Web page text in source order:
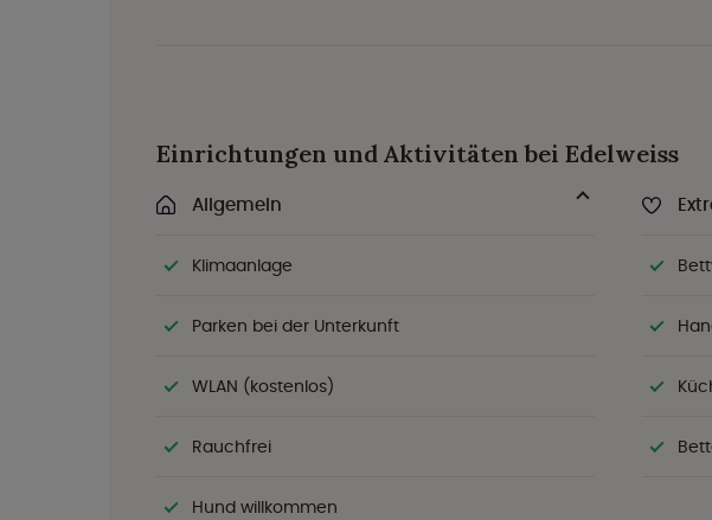
Einrichtungen und Aktivitäten bei Edelweiss
Allgemein
Klimaanlage
Parken bei der Unterkunft
WLAN (kostenlos)
Rauchfrei
Hund willkommen